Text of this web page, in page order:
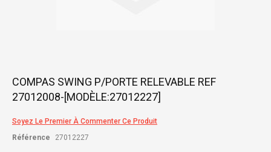
Skip
the
of
images
COMPAS SWING P/PORTE RELEVABLE REF
27012008-[MODÈLE:27012227]
Soyez Le Premier À Commenter Ce Produit
Référence
27012227